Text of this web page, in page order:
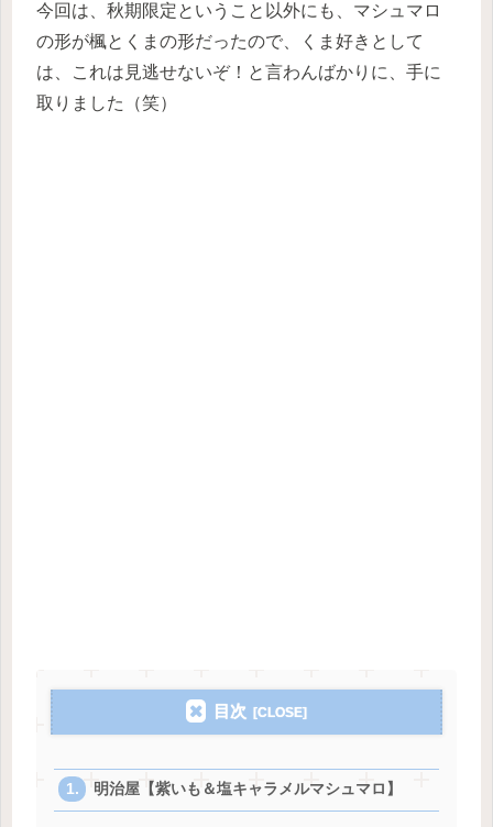
今回は、秋期限定ということ以外にも、マシュマロ
の形が楓とくまの形だったので、くま好きとして
は、これは見逃せないぞ！と言わんばかりに、手に
取りました（笑）
目次
明治屋【紫いも＆塩キャラメルマシュマロ】